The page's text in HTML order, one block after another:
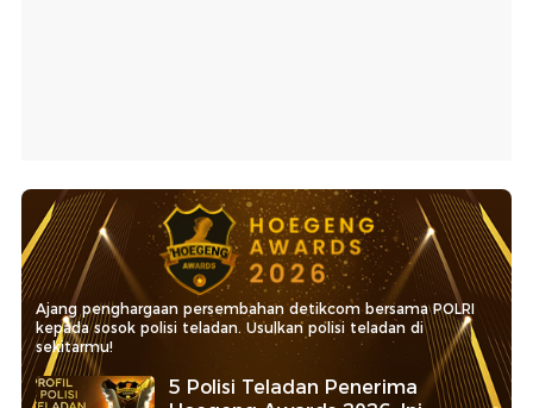
Ajang penghargaan persembahan detikcom bersama POLRI
kepada sosok polisi teladan. Usulkan polisi teladan di
sekitarmu!
5 Polisi Teladan Penerima